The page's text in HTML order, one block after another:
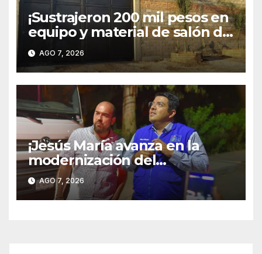
¡Sustrajeron 200 mil pesos en
equipo y material de salón de
fiestas en Pintores
Mexicanos!
AGO 7, 2026
¡Jesús María avanza en la
modernización del
alumbrado público; Paso
Blanco ya cuenta con
iluminación 100 % LED!
AGO 7, 2026